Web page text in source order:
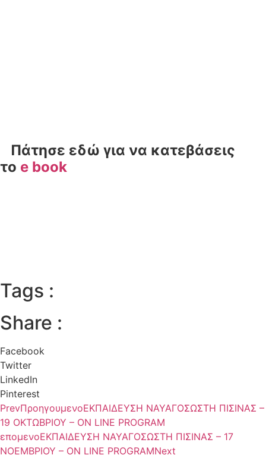
Πάτησε εδώ για να κατεβάσεις
το e book
Tags :
Share :
Facebook
Twitter
LinkedIn
Pinterest
PrevΠροηγουμενοΕΚΠΑΙΔΕΥΣΗ ΝΑΥΑΓΟΣΩΣΤΗ ΠΙΣΙΝΑΣ –
19 ΟΚΤΩΒΡΙΟΥ – ON LINE PROGRAM
επομενοΕΚΠΑΙΔΕΥΣΗ ΝΑΥΑΓΟΣΩΣΤΗ ΠΙΣΙΝΑΣ – 17
ΝΟΕΜΒΡΙΟΥ – ON LINE PROGRAMNext